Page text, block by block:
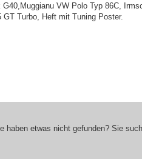
VW Polo Typ 86C,
GT Turbo, Heft mit Tuning Poster.
haben etwas nicht gefunden? Sie